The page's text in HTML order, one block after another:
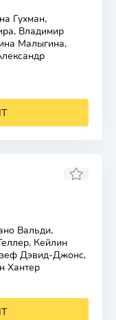
Гухман,
Владимир
Малыгина,
Вальди,
Кейлин
Дэвид-Джонс,
Хантер